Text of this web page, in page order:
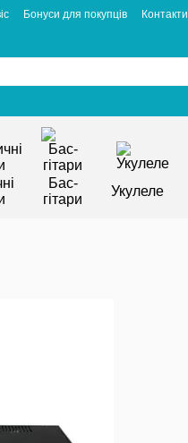
Бонуси для покупців Контакти
Бас-
гітари
Укулеле